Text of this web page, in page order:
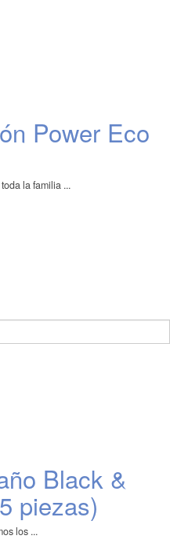
Power Eco
la familia ...
Black &
piezas)
los ...